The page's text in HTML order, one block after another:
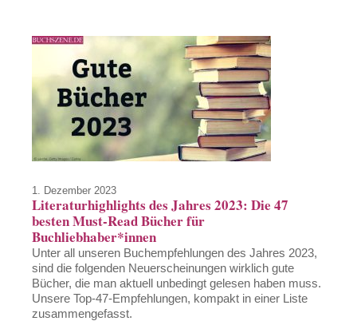
1. Dezember 2023
Literaturhighlights des Jahres 2023: Die 47
besten Must-Read Bücher für
Buchliebhaber*innen
Unter all unseren Buchempfehlungen des Jahres 2023,
sind die folgenden Neuerscheinungen wirklich gute
Bücher, die man aktuell unbedingt gelesen haben muss.
Unsere Top-47-Empfehlungen, kompakt in einer Liste
zusammengefasst.